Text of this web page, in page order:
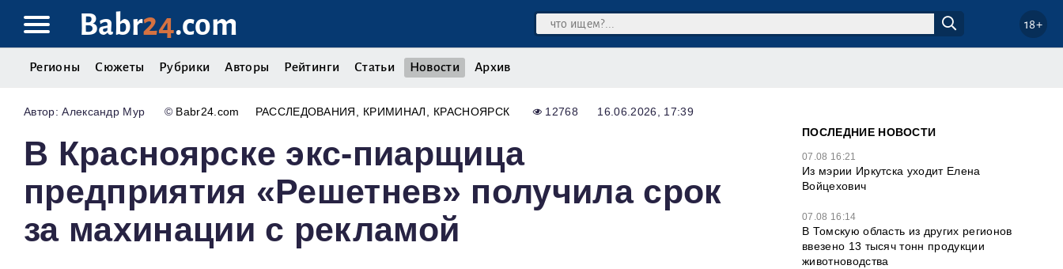
Babr24.com 18+
Регионы Сюжеты Рубрики Авторы Рейтинги Статьи Новости Архив
Александр Мур © Babr24.com РАССЛЕДОВАНИЯ КРИМИНАЛ КРАСНОЯРСК 12768 16.06.2026, 17:39
В Красноярске экс-пиарщица
предприятия «Решетнев» получила срок
за махинации с рекламой
ПОСЛЕДНИЕ НОВОСТИ
07.08 16:21
Из мэрии Иркутска уходит Елена
Войцехович
07.08 16:14
В Томскую область из других регионов
ввезено 13 тысяч тонн продукции
животноводства